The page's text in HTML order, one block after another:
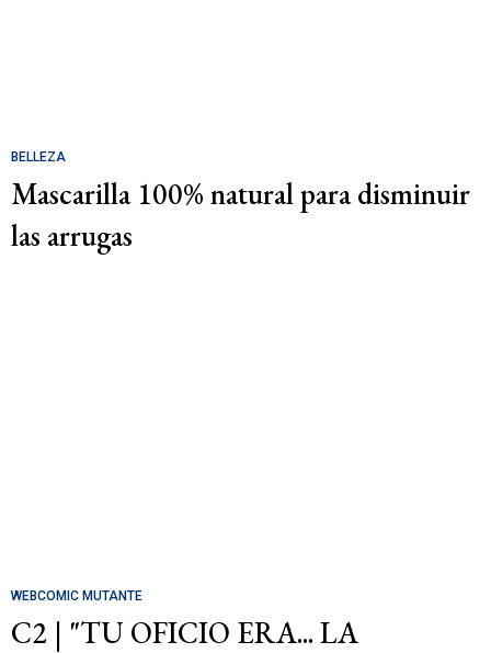
BELLEZA
Mascarilla 100% natural para disminuir
las arrugas
WEBCOMIC MUTANTE
C2 | "TU OFICIO ERA... LA